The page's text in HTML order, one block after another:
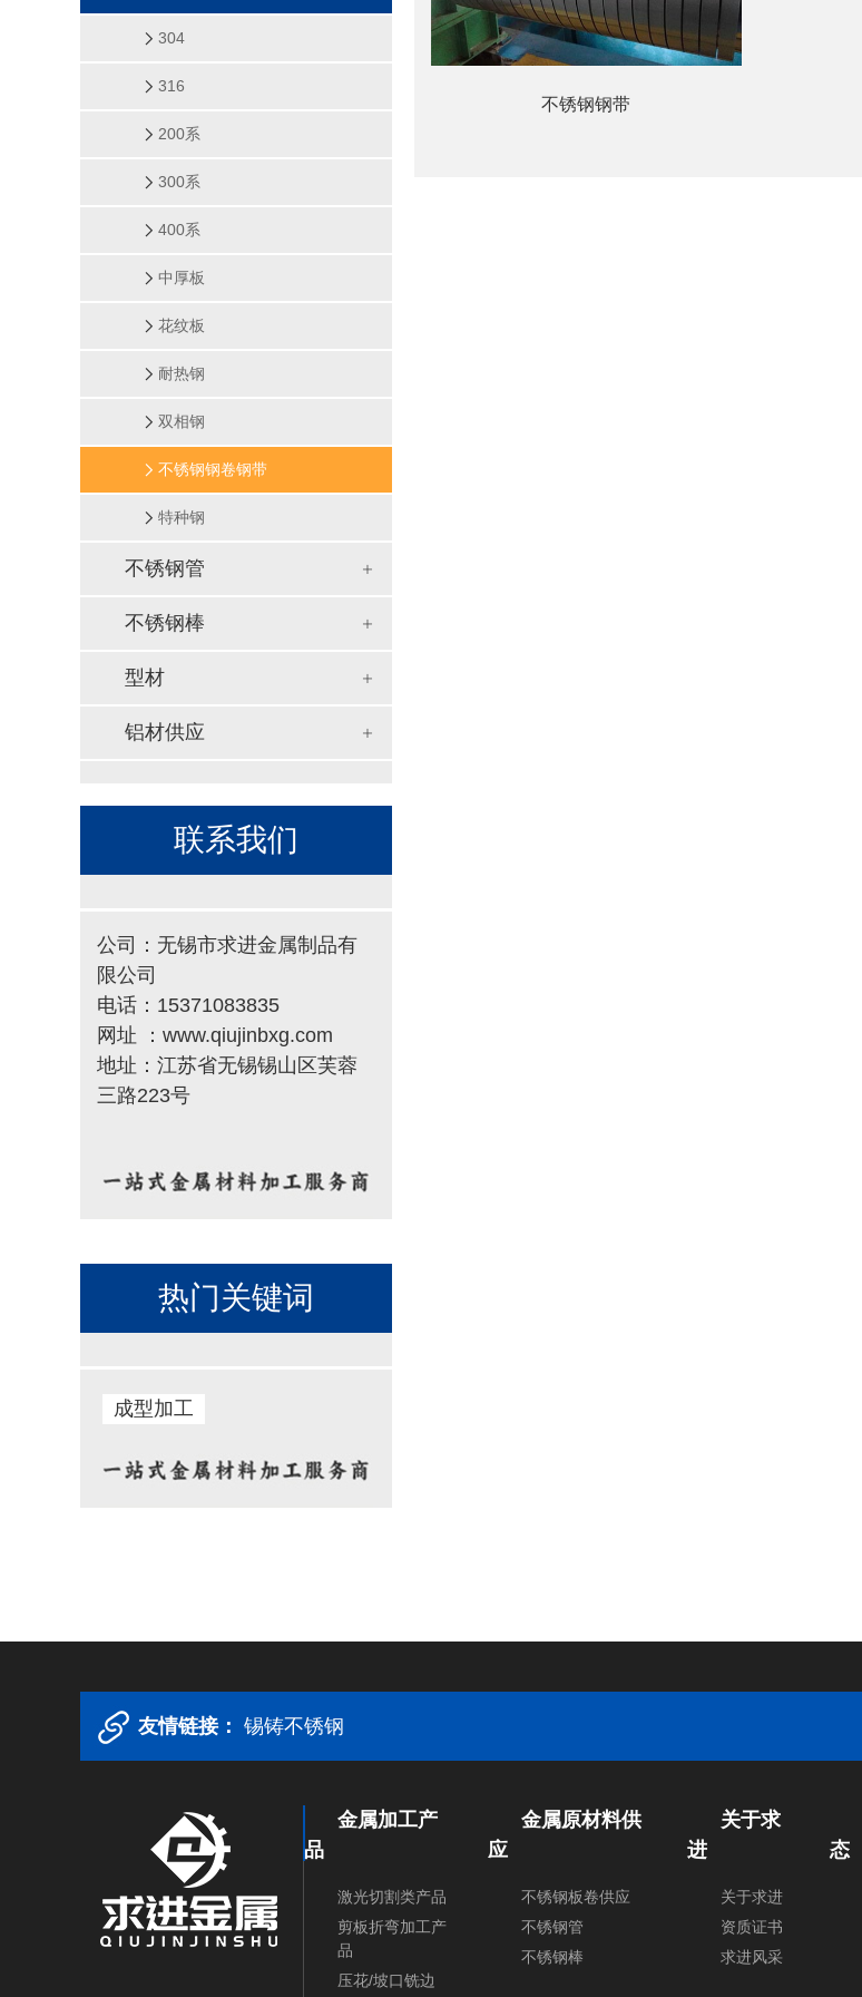
304
316
200系
300系
400系
中厚板
花纹板
耐热钢
双相钢
不锈钢钢卷钢带
特种钢
不锈钢管
不锈钢棒
型材
铝材供应
联系我们
公司：无锡市求进金属制品有
限公司
电话：15371083835
网址 ：www.qiujinbxg.com
地址：江苏省无锡锡山区芙蓉
三路223号
热门关键词
成型加工
不锈钢钢带
友情链接： 锡铸不锈钢
金属加工产
品
激光切割类产品
剪板折弯加工产
品
压花/坡口铣边
金属原材料供
应
不锈钢板卷供应
不锈钢管
不锈钢棒
关于求
进
关于求进
资质证书
求进风采
态